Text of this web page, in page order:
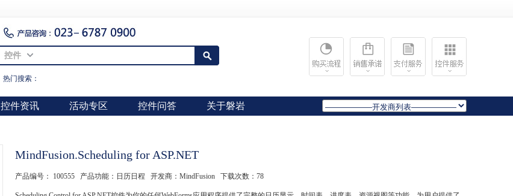
控件
热门搜索：
控件资讯 活动专区 控件问答 关于磐岩
MindFusion.Scheduling for ASP.NET
产品编号： 100555 产品功能：日历日程 开发商：MindFusion 下载次数： 78